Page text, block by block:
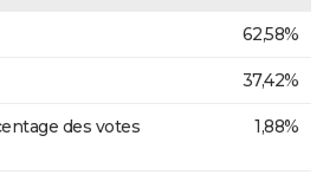
62,58%
37,42%
des votes
1,88%